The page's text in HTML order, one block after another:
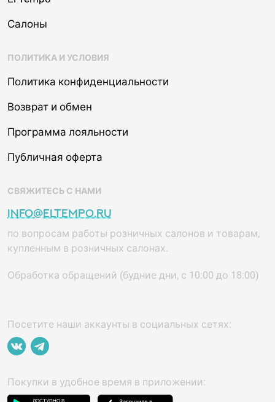
Салоны
ПОЛИТИКА И УСЛОВИЯ
Политика конфиденциальности
Возврат и обмен
Программа лояльности
Публичная оферта
СВЯЖИТЕСЬ С НАМИ
info@eltempo.ru
по вопросам работы розничных салонов и товарам,
купленным в розничных салонах.
Обработка обращений (будние дни, с 10:00 до 18:00)
Посетите наши аккаунты в социальных сетях:
Покупки в удобное время в приложении: